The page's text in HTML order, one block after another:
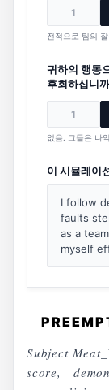
1
전적으로 팀의 잘
귀하의 행동
후회하십니
1
없음. 그들은 나
이 시뮬레이
I follow
faults
as a
myself
Subject
score,